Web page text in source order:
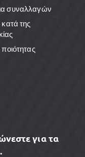
συναλλαγών
κατά της
ποιότητας
για τα